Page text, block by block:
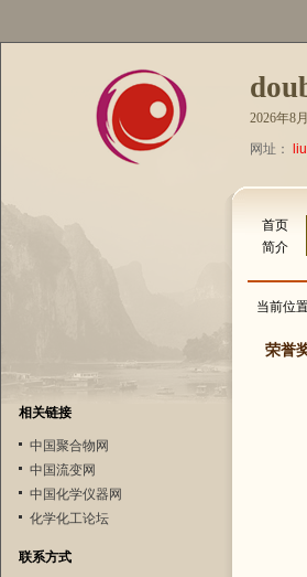
2026年8
网址：
相关链接
中国聚合物网
中国流变网
中国化学仪器网
化学化工论坛
联系方式
首页
简介
当前位
荣誉